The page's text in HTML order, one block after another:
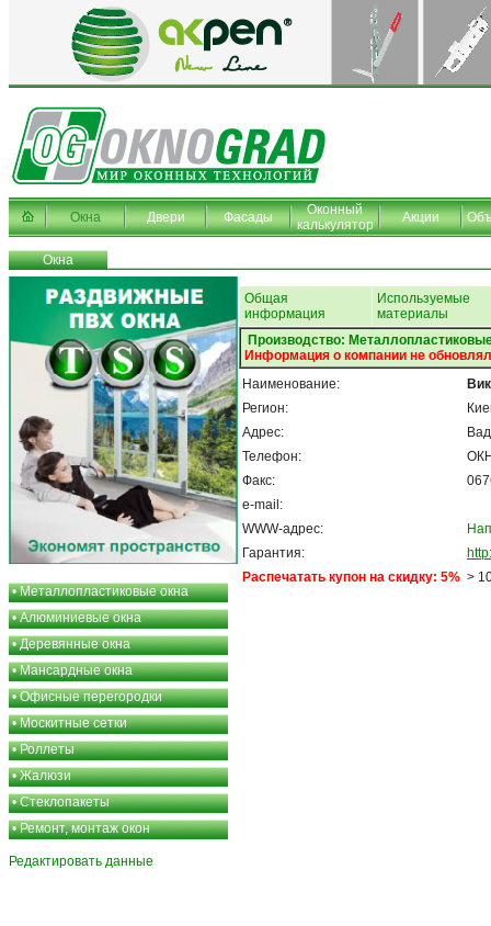
Окна Двери Фасады
Оконный
калькулятор
Акции
Окна
•Металлопластиковые окна
•Алюминиевые окна
•Деревянные окна
•Мансардные окна
•Офисные перегородки
•Москитные сетки
•Роллеты
•Жалюзи
•Стеклопакеты
•Ремонт, монтаж окон
Общая
информация
Используемые
материалы
Производство:
Информация о компании не
Наименование:
Регион:
Адрес:
Телефон:
Факс:
e-mail:
WWW-адрес:
Гарантия:
Распечатать купон на скидку: 5% >
Редактировать данные